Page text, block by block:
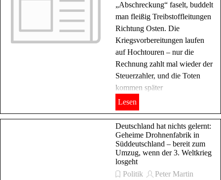
„Abschreckung“ faselt, buddelt
man fleißig Treibstoffleitungen
Richtung Osten. Die
Kriegsvorbereitungen laufen
auf Hochtouren – nur die
Rechnung zahlt mal wieder der
Steuerzahler, und die Toten
kommen später
Lesen
Deutschland hat nichts gelernt:
Geheime Drohnenfabrik in
Süddeutschland – bereit zum
Umzug, wenn der 3. Weltkrieg
losgeht
Politik
Peter Martin